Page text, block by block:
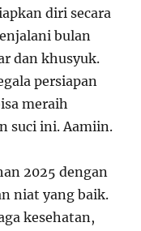
diri secara
bulan
dan khusyuk.
persiapan
meraih
suci ini. Aamiin.
2025 dengan
niat yang baik.
kesehatan,